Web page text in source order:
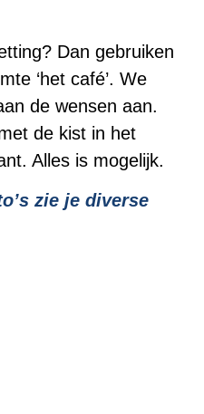
Dan gebruiken
‘het café’. We
de wensen aan.
de kist in het
Alles is mogelijk.
zie je diverse